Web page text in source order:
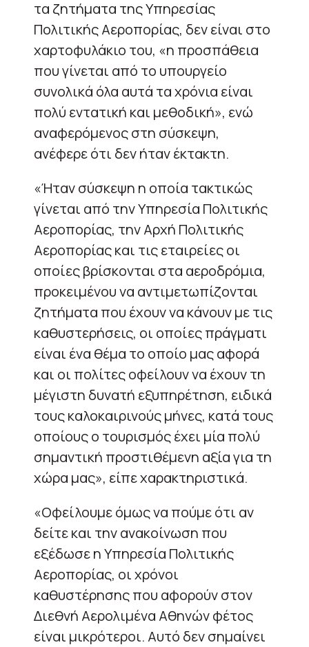
τα ζητήματα της Υπηρεσίας
Πολιτικής Αεροπορίας, δεν είναι στο
χαρτοφυλάκιο του, «η προσπάθεια
που γίνεται από το υπουργείο
συνολικά όλα αυτά τα χρόνια είναι
πολύ εντατική και μεθοδική», ενώ
αναφερόμενος στη σύσκεψη,
ανέφερε ότι δεν ήταν έκτακτη.
«Ήταν σύσκεψη η οποία τακτικώς
γίνεται από την Υπηρεσία Πολιτικής
Αεροπορίας, την Αρχή Πολιτικής
Αεροπορίας και τις εταιρείες οι
οποίες βρίσκονται στα αεροδρόμια,
προκειμένου να αντιμετωπίζονται
ζητήματα που έχουν να κάνουν με τις
καθυστερήσεις, οι οποίες πράγματι
είναι ένα θέμα το οποίο μας αφορά
και οι πολίτες οφείλουν να έχουν τη
μέγιστη δυνατή εξυπηρέτηση, ειδικά
τους καλοκαιρινούς μήνες, κατά τους
οποίους ο τουρισμός έχει μία πολύ
σημαντική προστιθέμενη αξία για τη
χώρα μας», είπε χαρακτηριστικά.
«Οφείλουμε όμως να πούμε ότι αν
δείτε και την ανακοίνωση που
εξέδωσε η Υπηρεσία Πολιτικής
Αεροπορίας, οι χρόνοι
καθυστέρησης που αφορούν στον
Διεθνή Αερολιμένα Αθηνών φέτος
είναι μικρότεροι. Αυτό δεν σημαίνει